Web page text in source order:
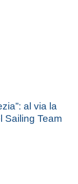
al via la
Sailing Team